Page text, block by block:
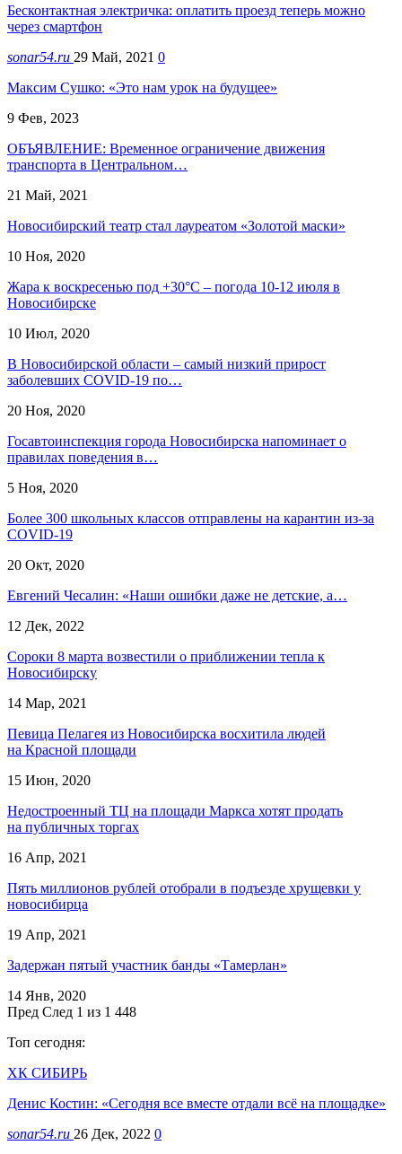
Бесконтактная электричка: оплатить проезд теперь можно
через смартфон
sonar54.ru 29 Май, 2021 0
Максим Сушко: «Это нам урок на будущее»
9 Фев, 2023
ОБЪЯВЛЕНИЕ: Временное ограничение движения
транспорта в Центральном…
21 Май, 2021
Новосибирский театр стал лауреатом «Золотой маски»
10 Ноя, 2020
Жара к воскресенью под +30°С – погода 10-12 июля в
Новосибирске
10 Июл, 2020
В Новосибирской области – самый низкий прирост
заболевших COVID-19 по…
20 Ноя, 2020
Госавтоинспекция города Новосибирска напоминает о
правилах поведения в…
5 Ноя, 2020
Более 300 школьных классов отправлены на карантин из-за
COVID-19
20 Окт, 2020
Евгений Чесалин: «Наши ошибки даже не детские, а…
12 Дек, 2022
Сороки 8 марта возвестили о приближении тепла к
Новосибирску
14 Мар, 2021
Певица Пелагея из Новосибирска восхитила людей
на Красной площади
15 Июн, 2020
Недостроенный ТЦ на площади Маркса хотят продать
на публичных торгах
16 Апр, 2021
Пять миллионов рублей отобрали в подъезде хрущевки у
новосибирца
19 Апр, 2021
Задержан пятый участник банды «Тамерлан»
14 Янв, 2020
Пред След 1 из 1 448
Топ сегодня:
ХК СИБИРЬ
Денис Костин: «Сегодня все вместе отдали всё на площадке»
sonar54.ru 26 Дек, 2022 0